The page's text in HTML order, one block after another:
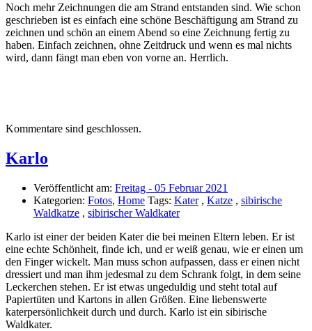
Noch mehr Zeichnungen die am Strand entstanden sind. Wie schon
geschrieben ist es einfach eine schöne Beschäftigung am Strand zu
zeichnen und schön an einem Abend so eine Zeichnung fertig zu
haben. Einfach zeichnen, ohne Zeitdruck und wenn es mal nichts
wird, dann fängt man eben von vorne an. Herrlich.
Kommentare sind geschlossen.
Karlo
Veröffentlicht am: Freitag - 05 Februar 2021
Kategorien: Fotos, Home Tags: Kater, Katze , sibirische
Waldkatze , sibirischer Waldkater
Karlo ist einer der beiden Kater die bei meinen Eltern leben. Er ist
eine echte Schönheit, finde ich, und er weiß genau, wie er einen um
den Finger wickelt. Man muss schon aufpassen, dass er einen nicht
dressiert und man ihm jedesmal zu dem Schrank folgt, in dem seine
Leckerchen stehen. Er ist etwas ungeduldig und steht total auf
Papiertüten und Kartons in allen Größen. Eine liebenswerte
katerpersönlichkeit durch und durch. Karlo ist ein sibirische
Waldkater.